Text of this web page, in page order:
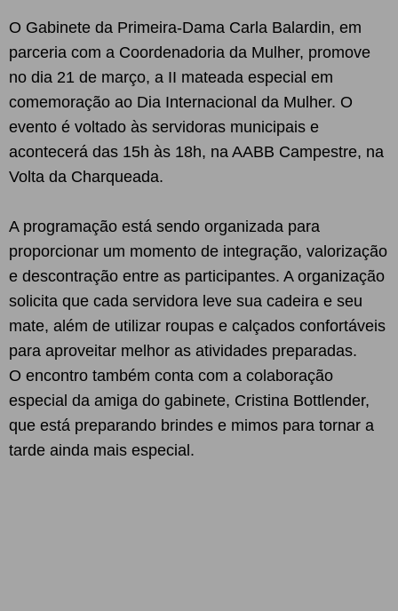
O Gabinete da Primeira-Dama Carla Balardin, em
parceria com a Coordenadoria da Mulher, promove
no dia 21 de março, a II mateada especial em
comemoração ao Dia Internacional da Mulher. O
evento é voltado às servidoras municipais e
acontecerá das 15h às 18h, na AABB Campestre, na
Volta da Charqueada.
A programação está sendo organizada para
proporcionar um momento de integração, valorização
e descontração entre as participantes. A organização
solicita que cada servidora leve sua cadeira e seu
mate, além de utilizar roupas e calçados confortáveis
para aproveitar melhor as atividades preparadas.
O encontro também conta com a colaboração
especial da amiga do gabinete, Cristina Bottlender,
que está preparando brindes e mimos para tornar a
tarde ainda mais especial.